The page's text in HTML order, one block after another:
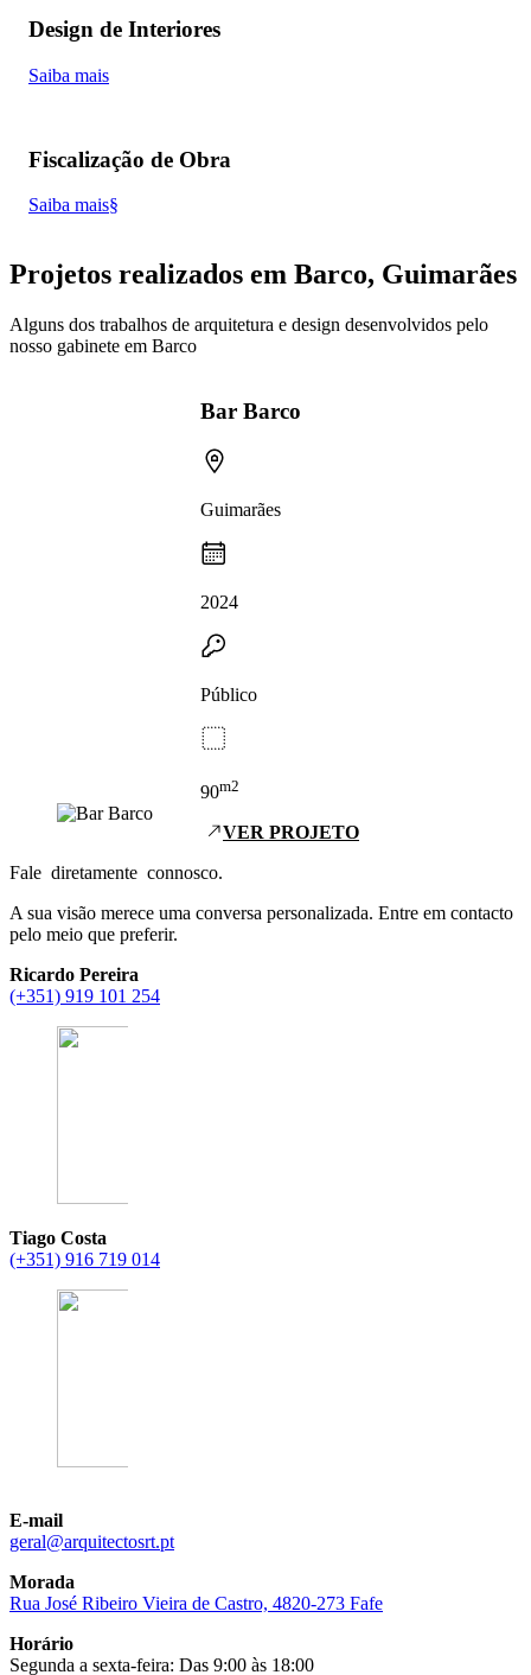
Design de Interiores
Saiba mais
Fiscalização de Obra
Saiba mais§
Projetos realizados em Barco, Guimarães
Alguns dos trabalhos de arquitetura e design desenvolvidos pelo
nosso gabinete em Barco
Bar Barco
Guimarães
2024
Público
90m2
VER PROJETO
Fale diretamente connosco.
A sua visão merece uma conversa personalizada. Entre em contacto
pelo meio que preferir.
Ricardo Pereira
(+351) 919 101 254
Tiago Costa
(+351) 916 719 014
E-mail
tp.trsotcetiuqra
@lareg
Morada
Rua José Ribeiro Vieira de Castro, 4820-273 Fafe
Horário
Segunda a sexta-feira: Das 9:00 às 18:00